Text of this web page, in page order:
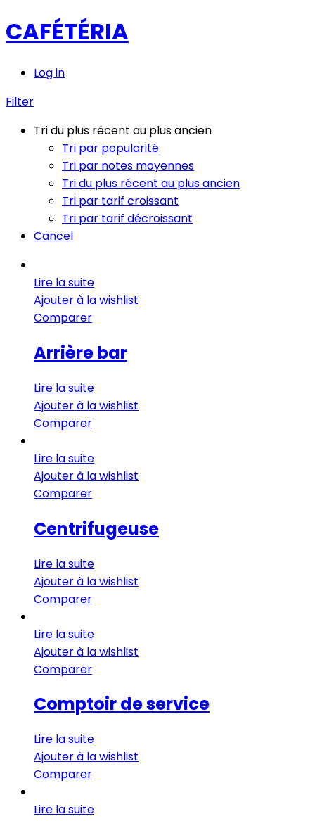
CAFÉTÉRIA
Log in
Filter
Tri du plus récent au plus ancien
Tri par popularité
Tri par notes moyennes
Tri du plus récent au plus ancien
Tri par tarif croissant
Tri par tarif décroissant
Cancel
Lire la suite
Ajouter à la wishlist
Comparer
Arrière bar
Lire la suite
Ajouter à la wishlist
Comparer
Lire la suite
Ajouter à la wishlist
Comparer
Centrifugeuse
Lire la suite
Ajouter à la wishlist
Comparer
Lire la suite
Ajouter à la wishlist
Comparer
Comptoir de service
Lire la suite
Ajouter à la wishlist
Comparer
Lire la suite